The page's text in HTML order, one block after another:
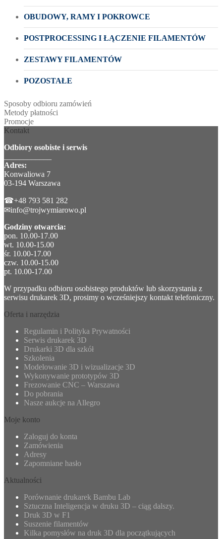
OBUDOWY, RAMY I POKROWCE
POSTPROCESSING I ŁĄCZENIE FILAMENTÓW
ZESTAWY FILAMENTÓW
POZOSTAŁE
Sposoby odbioru zamówień
Metody płatności
Promocje
Kontakt
Odbiory osobiste i serwis
Adres:
Konwaliowa 7
03-194 Warszawa
☎+48 793 581 282
✉info@trojwymiarowo.pl
Godziny otwarcia:
pon. 10.00-17.00
wt. 10.00-15.00
śr. 10.00-17.00
czw. 10.00-15.00
pt. 10.00-17.00
W przypadku odbioru osobistego produktów lub skorzystania z
serwisu drukarek 3D, prosimy o wcześniejszy kontakt telefoniczny.
Oferta i narzędzia
Regulamin i Polityka Prywatności
Serwis drukarek 3D
Drukarki 3D dla szkół
Szkolenia
Modelowanie 3D i wizualizacje 3D
Wykonywanie prototypów 3D
Frezowanie CNC – Warszawa
Do pobrania
Nasze aukcje na Allegro
Moje konto
Zaloguj do konta
Zamówienia
Adresy
Zapomniane hasło
Aktualności
Porównanie drukarek Bambu Lab
Sztuczna Inteligencja w druku 3D – ciąg dalszy.
Druk 3D w F1
Suszenie filamentów
Kilka pomysłów na druk 3D dla początkujących